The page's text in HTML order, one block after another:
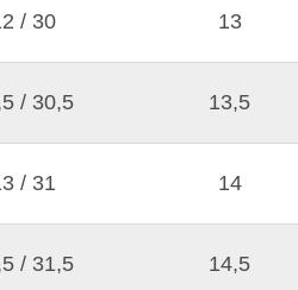
/ 30 13
/ 30,5 13,5
/ 31 14
/ 31,5 14,5